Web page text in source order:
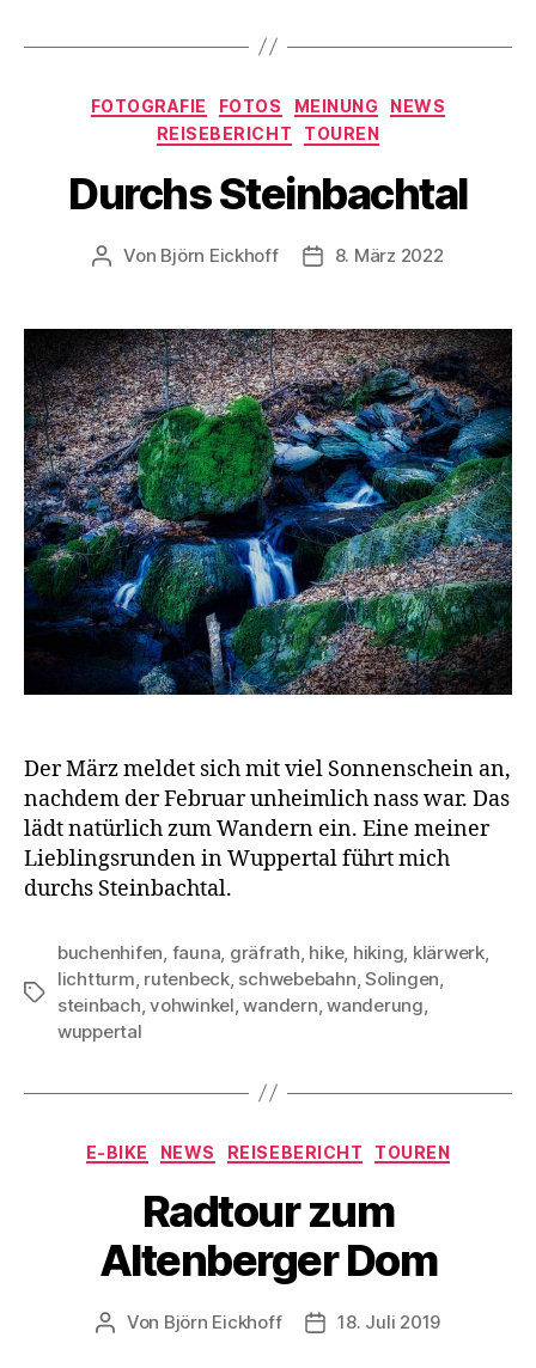
Kategorien
FOTOGRAFIE FOTOS MEINUNG
NEWS
REISEBERICHT
TOUREN
Durchs Steinbachtal
Beitragsautor
Von Björn Eickhoff Veröffentlichungsdatum
8. März 2022
Der März meldet sich mit viel Sonnenschein an,
nachdem der Februar unheimlich nass war. Das
lädt natürlich zum Wandern ein. Eine meiner
Lieblingsrunden in Wuppertal führt mich
durchs Steinbachtal.
Schlagwörter
buchenhifen fauna gräfrath hike, hiking klärwerk,
lichtturm rutenbeck, schwebebahn ,Solingen
steinbach ,vohwinkel ,wandern ,wanderung
wuppertal
Kategorien
E-BIKE NEWS REISEBERICHT TOUREN
Radtour zum
Altenberger Dom
Beitragsautor
Von Björn Eickhoff Veröffentlichungsdatum
18. Juli 2019